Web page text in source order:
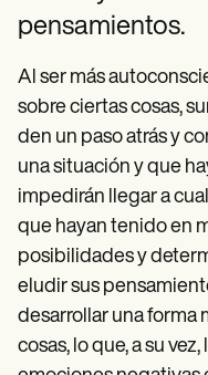
pensamientos.
Al ser más
sobre ciertas cosas,
den un paso atrás y
una situación y que
impedirán llegar a
que hayan tenido en
posibilidades y
eludir sus
desarrollar una forma
cosas, lo que, a su